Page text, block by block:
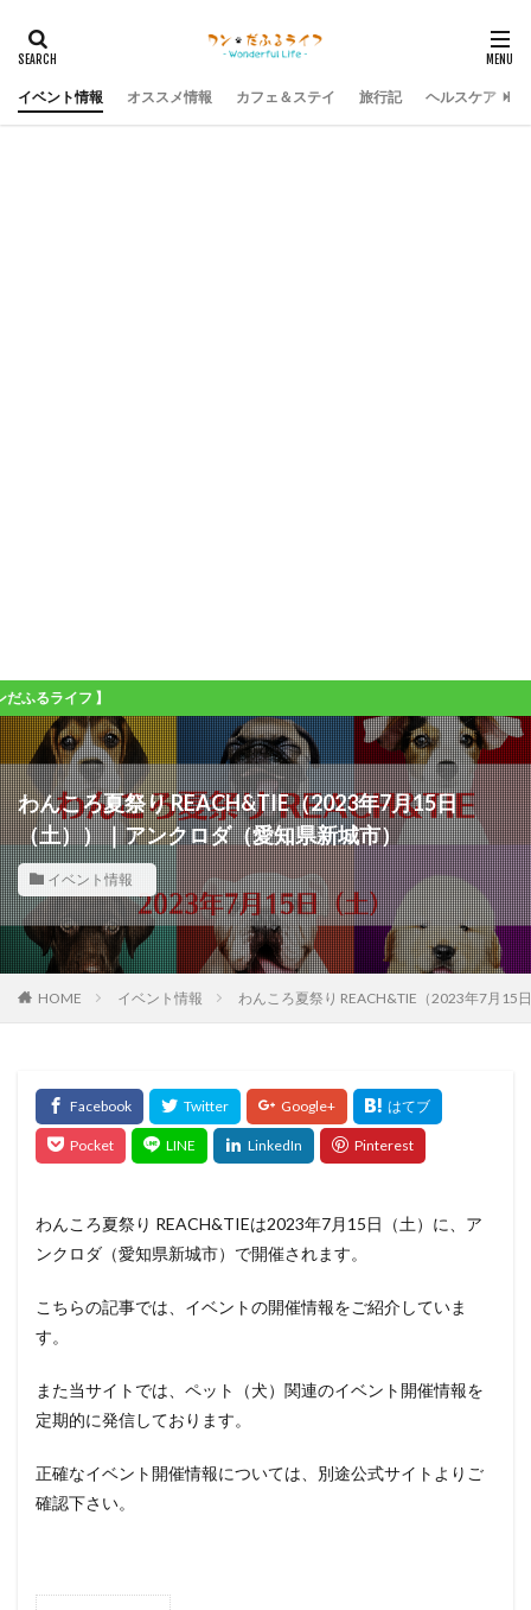
イベント情報 オススメ情報 カフェ＆ステイ 旅行記 ヘルスケア
フ 】
わんころ夏祭り REACH&TIE（2023年7月15日
（土））｜アンクロダ（愛知県新城市）
イベント情報
HOME イベント情報 わんころ夏祭り REACH&TIE（2023年7月15
わんころ夏祭り REACH&TIEは2023年7月15日（土）に、ア
ンクロダ（愛知県新城市）で開催されます。
こちらの記事では、イベントの開催情報をご紹介していま
す。
また当サイトでは、ペット（犬）関連のイベント開催情報を
定期的に発信しております。
正確なイベント開催情報については、別途公式サイトよりご
確認下さい。